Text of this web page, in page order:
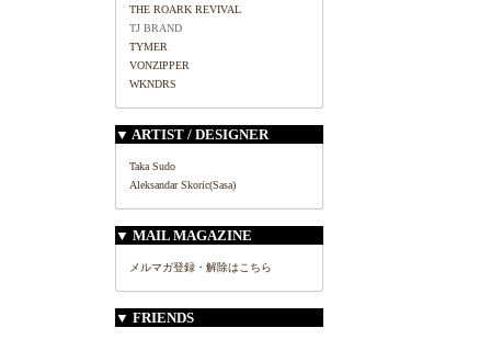
THE ROARK REVIVAL
TJ BRAND
TYMER
VONZIPPER
WKNDRS
▼ ARTIST / DESIGNER
Taka Sudo
Aleksandar Skoric(Sasa)
▼ MAIL MAGAZINE
メルマガ登録・解除はこちら
▼ FRIENDS